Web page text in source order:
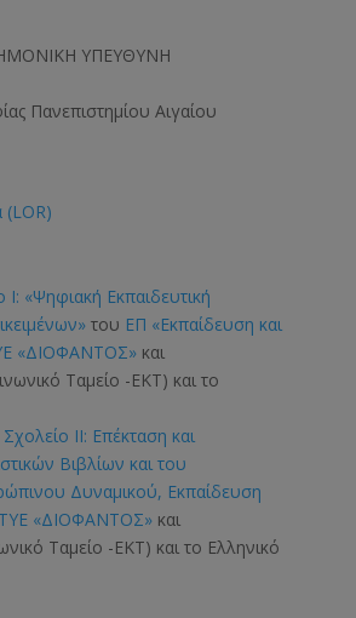
ΥΠΕΥΘΥΝΗ
Πανεπιστημίου Αιγαίου
(LOR)
«Ψηφιακή Εκπαιδευτική
του ΕΠ «Εκπαίδευση και
«ΔΙΟΦΑΝΤΟΣ» και
Ταμείο -ΕΚΤ) και το
ΙΙ: Επέκταση και
Βιβλίων και του
Δυναμικού, Εκπαίδευση
«ΔΙΟΦΑΝΤΟΣ» και
Ταμείο -ΕΚΤ) και το Ελληνικό